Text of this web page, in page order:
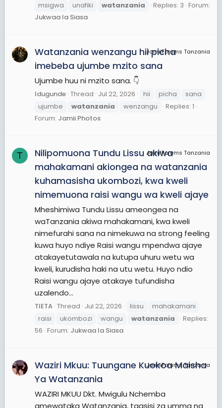
msigwa
unafiki watanzania Replies: 3 Forum:
Jukwaa la Siasa
JamiiForums Tanzania
Watanzania wenzangu hii picha
imebeba ujumbe mzito sana
Ujumbe huu ni mzito sana. 👇
Idugunde Thread Jul 22, 2026 hii picha
sana
ujumbe
watanzania wenzangu
Replies: 1
Forum: Jamii Photos
T JamiiForums Tanzania
Nilipomuona Tundu Lissu akiwa
mahakamani akiongea na watanzania
kuhamasisha ukombozi, kwa kweli
nimemuona raisi wangu wa kweli ajaye
Mheshimiwa Tundu Lissu ameongea na
waTanzania akiwa mahakamani, kwa kweli
nimefurahi sana na nimekuwa na strong feeling
kuwa huyo ndiye Raisi wangu mpendwa ajaye
atakayetutawala na kutupa uhuru wetu wa
kweli, kurudisha haki na utu wetu. Huyo ndio
Raisi wangu ajaye atakaye tufundisha
uzalendo...
TIETA Thread Jul 22, 2026 lissu
mahakamani
raisi
ukombozi wangu watanzania
Replies:
56 Forum: Jukwaa la Siasa
JamiiForums Tanzania
Waziri Mkuu: Tuungane Kuokoa Maisha
Ya Watanzania
WAZIRI MKUU Dkt. Mwigulu Nchemba
amewataka Watanzania, taasisi za umma na